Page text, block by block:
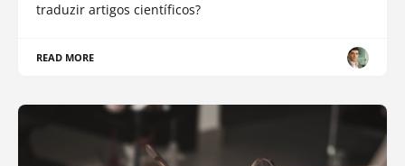
traduzir artigos científicos?
READ MORE